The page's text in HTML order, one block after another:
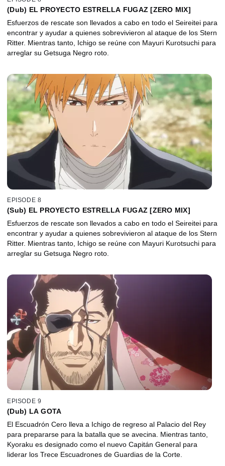
(Dub) EL PROYECTO ESTRELLA FUGAZ [ZERO MIX]
Esfuerzos de rescate son llevados a cabo en todo el Seireitei para
encontrar y ayudar a quienes sobrevivieron al ataque de los Stern
Ritter. Mientras tanto, Ichigo se reúne con Mayuri Kurotsuchi para
arreglar su Getsuga Negro roto.
EPISODE 8
(Sub) EL PROYECTO ESTRELLA FUGAZ [ZERO MIX]
Esfuerzos de rescate son llevados a cabo en todo el Seireitei para
encontrar y ayudar a quienes sobrevivieron al ataque de los Stern
Ritter. Mientras tanto, Ichigo se reúne con Mayuri Kurotsuchi para
arreglar su Getsuga Negro roto.
EPISODE 9
(Dub) LA GOTA
El Escuadrón Cero lleva a Ichigo de regreso al Palacio del Rey
para prepararse para la batalla que se avecina. Mientras tanto,
Kyoraku es designado como el nuevo Capitán General para
liderar los Trece Escuadrones de Guardias de la Corte.